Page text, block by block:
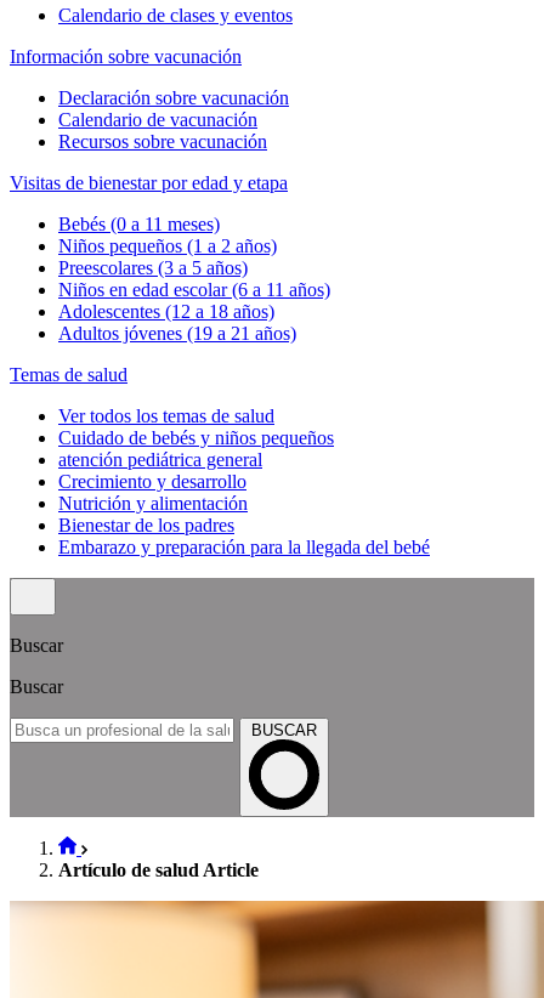
Calendario de clases y eventos
Información sobre vacunación
Declaración sobre vacunación
Calendario de vacunación
Recursos sobre vacunación
Visitas de bienestar por edad y etapa
Bebés (0 a 11 meses)
Niños pequeños (1 a 2 años)
Preescolares (3 a 5 años)
Niños en edad escolar (6 a 11 años)
Adolescentes (12 a 18 años)
Adultos jóvenes (19 a 21 años)
Temas de salud
Ver todos los temas de salud
Cuidado de bebés y niños pequeños
atención pediátrica general
Crecimiento y desarrollo
Nutrición y alimentación
Bienestar de los padres
Embarazo y preparación para la llegada del bebé
Buscar
Buscar
BUSCAR
Artículo de salud Article